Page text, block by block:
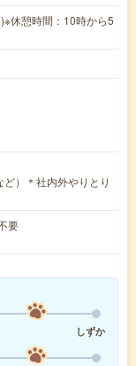
休憩時間：10時から5
）＊社内外やりとり
要
しずか